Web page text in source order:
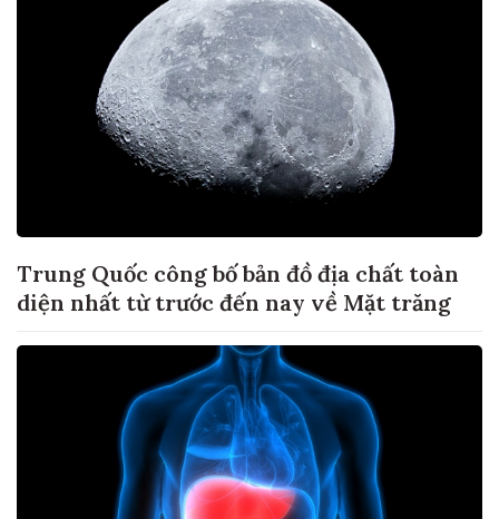
Trung Quốc công bố bản đồ địa chất toàn
diện nhất từ trước đến nay về Mặt trăng